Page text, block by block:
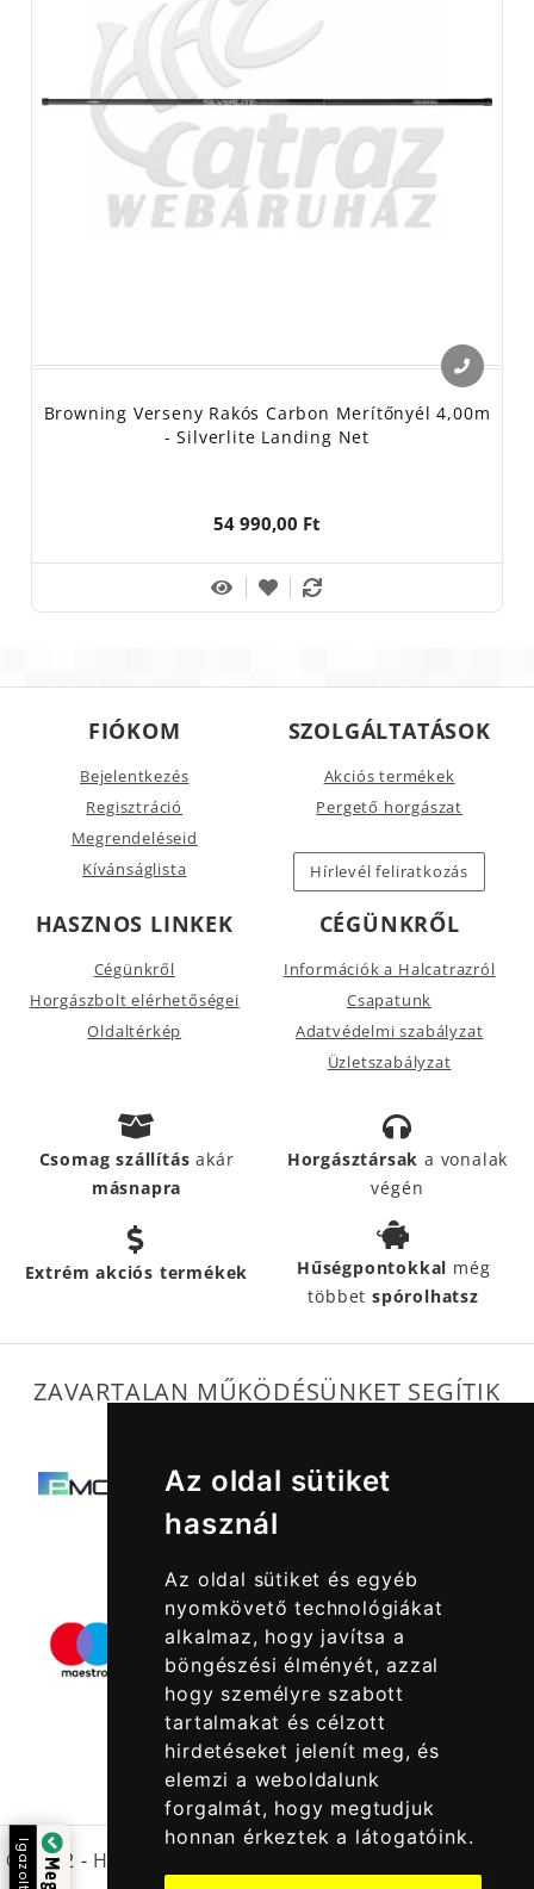
Az oldal sütiket
használ
Az oldal sütiket és egyéb
nyomkövető technológiákat
alkalmaz, hogy javítsa a
böngészési élményét, azzal
hogy személyre szabott
tartalmakat és célzott
hirdetéseket jelenít meg, és
elemzi a weboldalunk
forgalmát, hogy megtudjuk
honnan érkeztek a látogatóink.
Browning Verseny Rakós Carbon Merítőnyél 4,00m
- Silverlite Landing Net
54 990,00 Ft
FIÓKOM
Bejelentkezés
Regisztráció
Megrendeléseid
Kívánságlista
SZOLGÁLTATÁSOK
Akciós termékek
Pergető horgászat
Hírlevél feliratkozás
HASZNOS LINKEK
Cégünkről
Horgászbolt elérhetőségei
Oldaltérkép
CÉGÜNKRŐL
Információk a Halcatrazról
Csapatunk
Adatvédelmi szabályzat
Üzletszabályzat
Csomag szállításakár
másnapra
Horgásztársak a vonalak
végén
Extrém akciós termékek Hűségpontokkal még
többetspórolhatsz
ZAVARTALAN MŰKÖDÉSÜNKET SEGÍTIK
© 2022 - Halcatraz Kft.
Igazolta: